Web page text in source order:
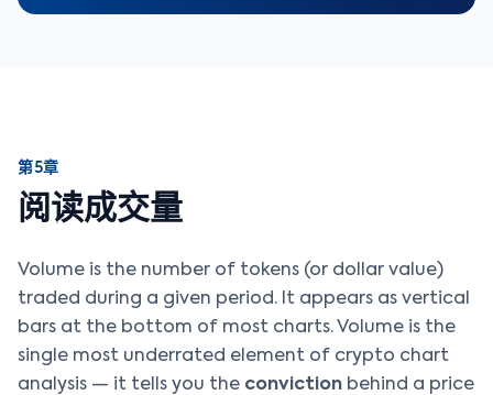
第5章
阅读成交量
Volume is the number of tokens (or dollar value)
traded during a given period. It appears as vertical
bars at the bottom of most charts. Volume is the
single most underrated element of crypto chart
analysis — it tells you the conviction behind a price